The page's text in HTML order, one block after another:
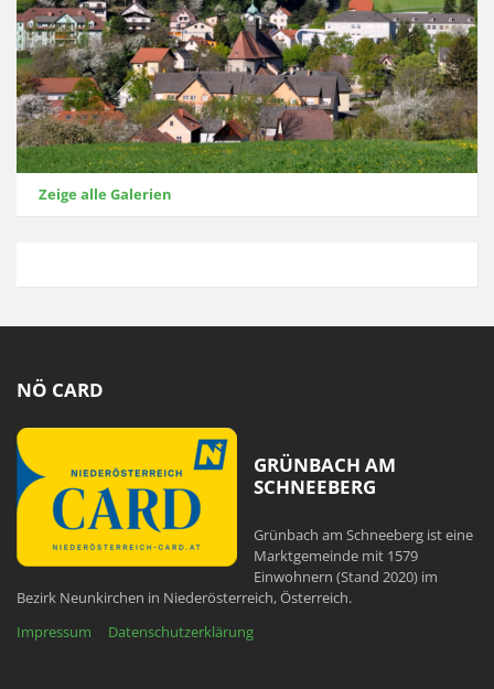
Zeige alle Galerien
NÖ CARD
GRÜNBACH AM
SCHNEEBERG
Grünbach am Schneeberg ist eine
Marktgemeinde mit 1579
Einwohnern (Stand 2020) im
Bezirk Neunkirchen in Niederösterreich, Österreich.
Impressum
Datenschutzerklärung